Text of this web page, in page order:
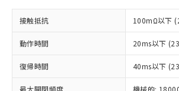
接触抵抗 100mΩ以下
動作時間 20ms以下
復帰時間 40ms以下
最大開閉頻度
機械的:
ご利用条件
以下の条件をお読みいただき、
非含有に対応した製品が提供可
す。
対応予定：EU RoHS指令（10物
有に対応した製品に切り替える予
対応予定なし：EU RoHS指令（10
非含有に非対応の商品で、対応